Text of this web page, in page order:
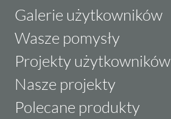
Galerie użytkowników
Wasze pomysły
Projekty użytkowników
Nasze projekty
Polecane produkty